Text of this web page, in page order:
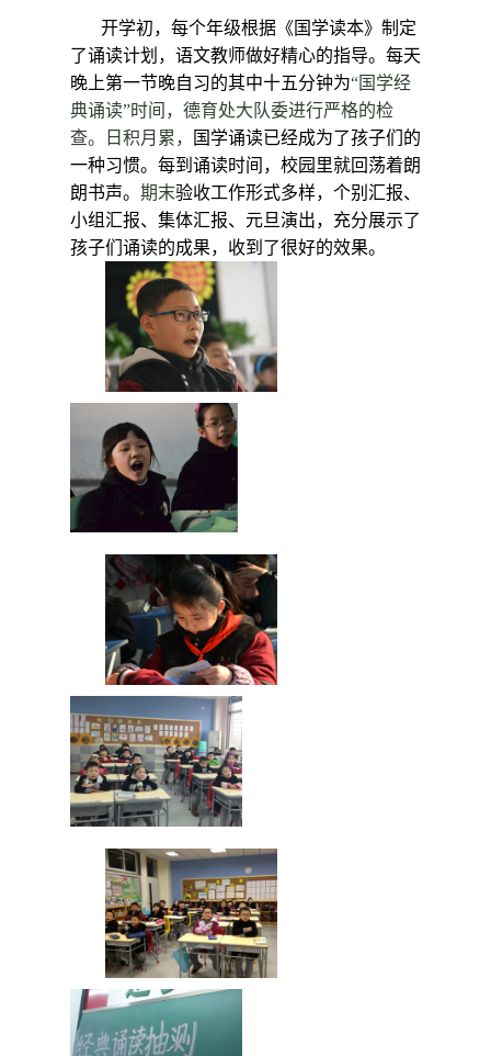
开学初，每个年级根据《国学读本》制定
了诵读计划，语文教师做好精心的指导。每天
晚上第一节晚自习的其中十五分钟为“国学经
典诵读”时间，德育处大队委进行严格的检
查。日积月累，
国学诵读已经成为了孩子们的
一种习惯。每到诵读时间，校园里就回荡着朗
朗书声。 期末验收工作形式多样，个别 汇报、
小组汇报、集体汇报、元旦演出，充分展示了
孩子们诵读的成果，收到了很好的效果。